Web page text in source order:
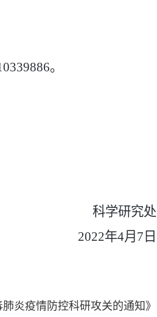
。
科学研究处
2022年4月 7日
炎疫情防控科研攻关的通知》